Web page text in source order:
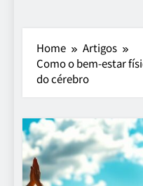
Home
Artigos
Como o bem-estar
do cérebro